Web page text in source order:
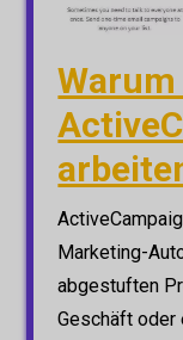
Marketing-
abgestuften
Geschäft oder